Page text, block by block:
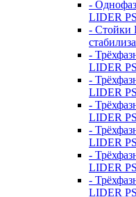
-
LIDER
- Стойки
-
LIDER
-
LIDER
-
LIDER
-
LIDER
-
LIDER
-
LIDER